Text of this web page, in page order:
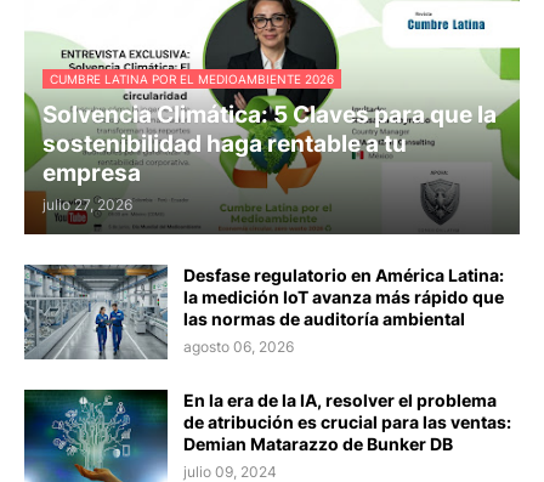
CUMBRE LATINA POR EL MEDIOAMBIENTE 2026
Solvencia Climática: 5 Claves para que la
sostenibilidad haga rentable a tu
empresa
julio 27, 2026
Desfase regulatorio en América Latina:
la medición IoT avanza más rápido que
las normas de auditoría ambiental
agosto 06, 2026
En la era de la IA, resolver el problema
de atribución es crucial para las ventas:
Demian Matarazzo de Bunker DB
julio 09, 2024